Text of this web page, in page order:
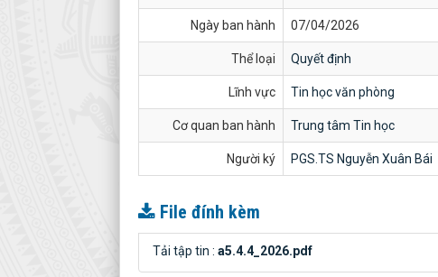
Ngày ban hành 07/04/2026
Thể loại Quyết định
Lĩnh vực Tin học văn phòng
Cơ quan ban hành Trung tâm Tin học
Người ký PGS.TS Nguyễn Xuân Bái
File đính kèm
Tải tập tin : a5.4.4_2026.pdf